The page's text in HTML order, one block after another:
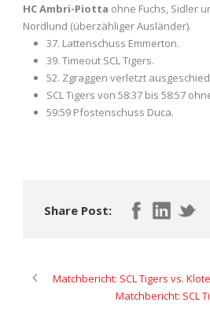
HC Ambri-Piotta ohne Fuchs, Sidler
Nordlund (überzähliger Ausländer).
37. Lattenschuss Emmerton.
39. Timeout SCL Tigers.
52. Zgraggen verletzt
SCL Tigers von 58:37 bis 58:57
59:59 Pfostenschuss Duca.
Share Post:
Matchbericht: SCL Tigers vs.
Matchbericht: SCL